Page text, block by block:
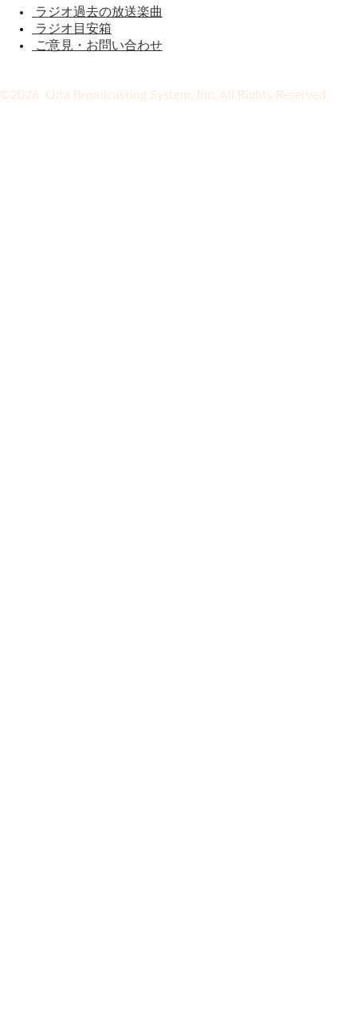
ラジオ過去の放送楽曲
ラジオ目安箱
ご意見・お問い合わせ
©2026 Oita Broadcasting System, Inc. All Rights Reserved.